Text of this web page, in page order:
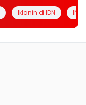
Iklanin di IDN